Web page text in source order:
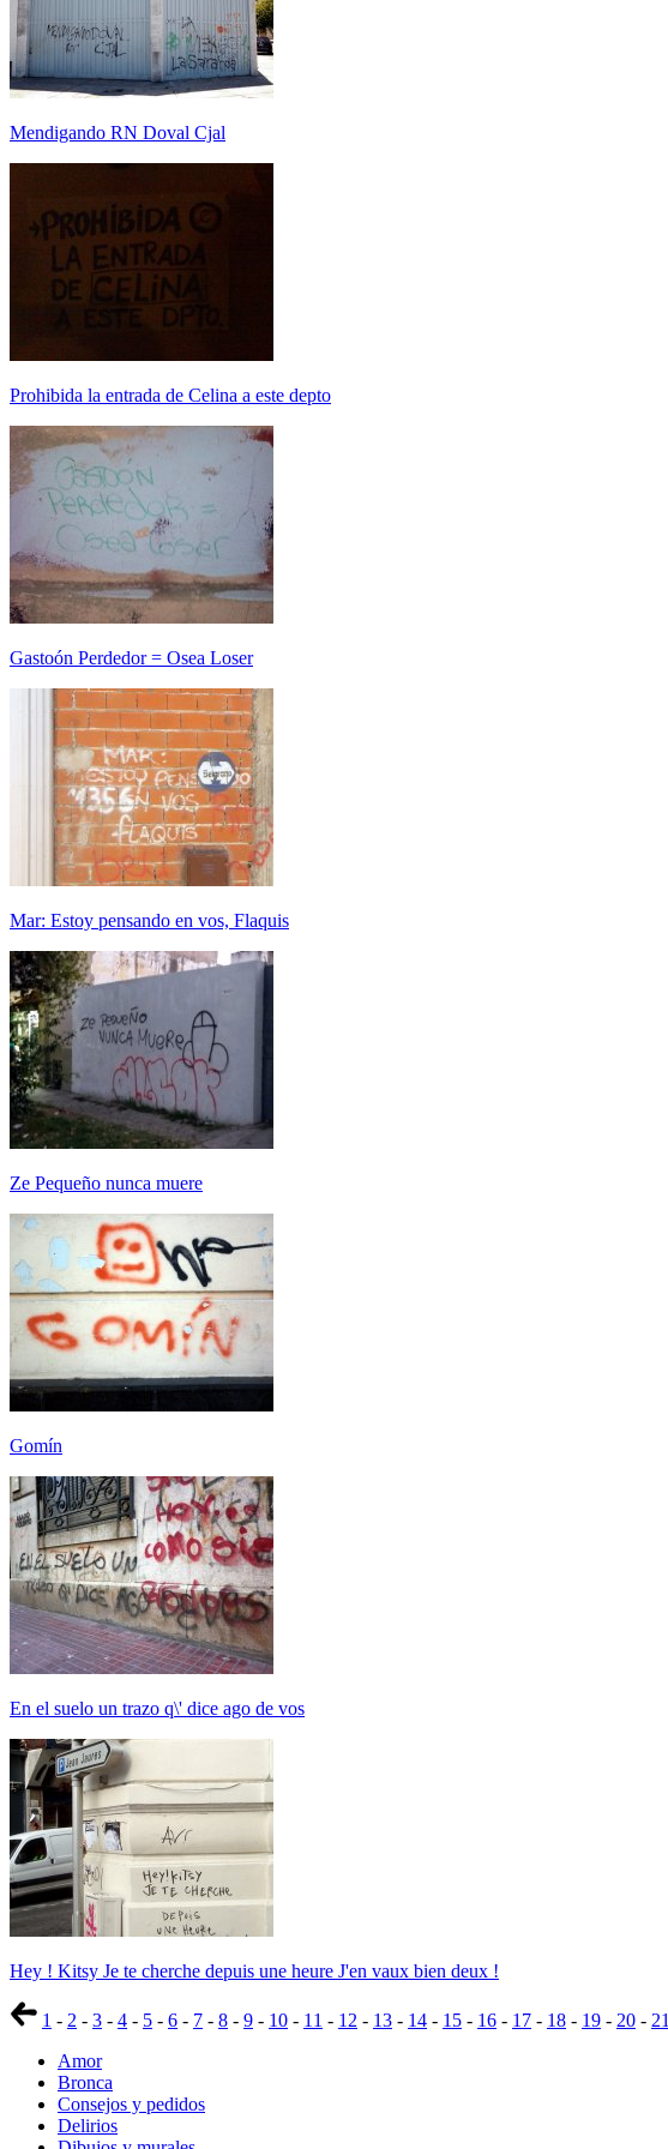
Mendigando RN Doval Cjal
Prohibida la entrada de Celina a este depto
Gastoón Perdedor = Osea Loser
Mar: Estoy pensando en vos, Flaquis
Ze Pequeño nunca muere
Gomín
En el suelo un trazo q\' dice ago de vos
Hey ! Kitsy Je te cherche depuis une heure J'en vaux bien deux !
1 - 2 - 3 - 4 - 5 - 6 - 7 - 8 - 9 - 10 - 11 - 12 - 13 - 14 - 15 - 16 - 17 - 18 - 19 - 20 - 21
Amor
Bronca
Consejos y pedidos
Delirios